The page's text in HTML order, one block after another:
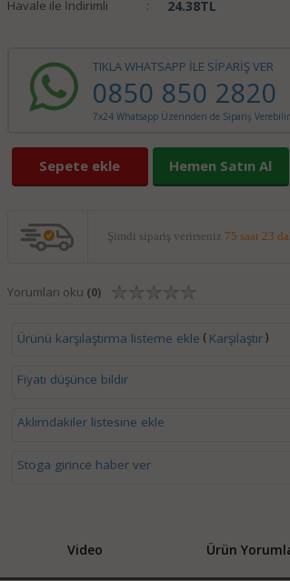
Havale ile İndirimli : 24.38TL
TIKLA WHATSAPP İLE SİPARİŞ VER
0850 850 2820
7x24 Whatsapp Üzerinden de Sipariş
Sepete ekle Hemen Satın Al
Şimdi sipariş verirseniz 75 saat 23
Yorumları oku (0)
Ürünü karşılaştırma listeme ekle ( Karşılaştır)
Fiyatı düşünce bildir
Aklımdakiler listesine ekle
Stoga girince haber ver
Video Ürün